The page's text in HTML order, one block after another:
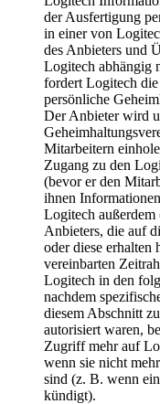
der Ausfertigung
in einer von
des Anbieters und
Logitech abhängig
fordert Logitech
persönliche
Der Anbieter wird
Mitarbeitern
Zugang zu den
(bevor er den
ihnen
Logitech außerdem
Anbieters, die auf
oder diese erhalten
vereinbarten
Logitech in den
nachdem
diesem Abschnitt
autorisiert waren,
Zugriff mehr auf
wenn sie nicht
sind (z. B. wenn
kündigt).